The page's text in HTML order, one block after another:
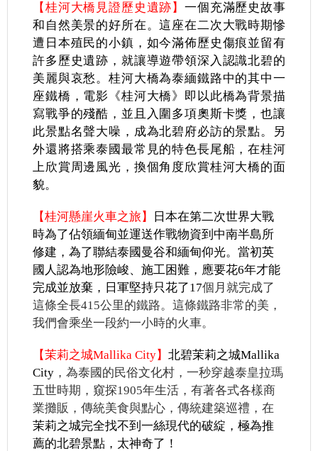
【桂河大橋見證歷史遺跡】一個充滿歷史故事
和自然美景的好所在。這座在二次大戰時期慘
遭日本殖民的小鎮，如今滿佈歷史傷痕並留有
許多歷史遺跡，就讓導遊帶領深入認識北碧的
美麗與哀愁。桂河大橋為泰緬鐵路中的其中一
座鐵橋，電影《桂河大橋》即以此橋為背景描
寫戰爭的殘酷，並且入圍多項奧斯卡獎，也讓
此景點名聲大噪，成為北碧府必訪的景點。另
外還將搭乘泰國最常見的特色長尾船，在桂河
上欣賞周邊風光，換個角度欣賞桂河大橋的面
貌。
【桂河懸崖火車之旅】
日本在第二次世界大戰
時為了佔領緬甸並運送作戰物資到中南半島所
修建，為了聯結泰國曼谷和緬甸仰光。當初英
國人認為地形險峻、施工困難，應要花6年才能
完成並放棄，日軍堅持只花了17個月就完成了
這條全長415公里的鐵路。這條鐵路非常的美，
我們會乘坐一段約一小時的火車。
【茉莉之城Mallika City】 北碧茉莉之城Mallika
City ，為泰國的民俗文化村，一秒穿越泰皇拉瑪
五世時期，窺探1905年生活，有著各式各樣商
業攤販，傳統美食與點心，傳統建築巡禮，在
茉莉之城完全找不到一絲現代的破綻，極為推
薦的北碧景點，太神奇了！